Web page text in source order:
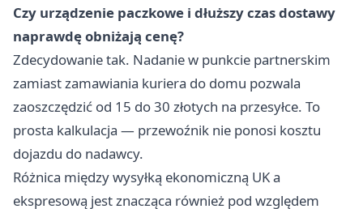
Czy urządzenie paczkowe i dłuższy czas dostawy
naprawdę obniżają cenę?
Zdecydowanie tak. Nadanie w punkcie partnerskim
zamiast zamawiania kuriera do domu pozwala
zaoszczędzić od 15 do 30 złotych na przesyłce. To
prosta kalkulacja — przewoźnik nie ponosi kosztu
dojazdu do nadawcy.
Różnica między wysyłką ekonomiczną UK a
ekspresową jest znacząca również pod względem